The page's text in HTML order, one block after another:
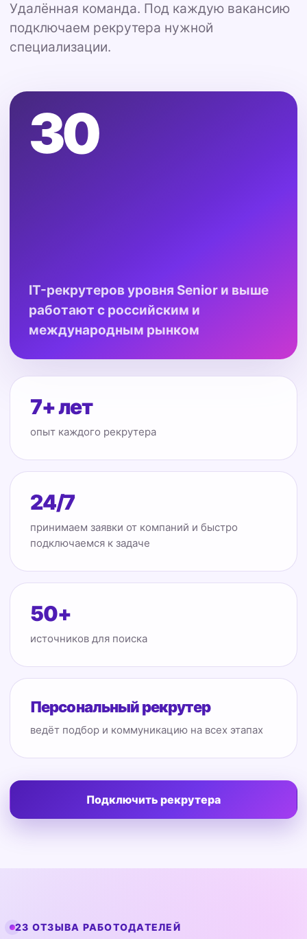
Удалённая команда. Под каждую вакансию
подключаем рекрутера нужной
специализации.
30
IT-рекрутеров уровня Senior и выше
работают с российским и
международным рынком
7+ лет
опыт каждого рекрутера
24/7
принимаем заявки от компаний и быстро
подключаемся к задаче
50+
источников для поиска
Персональный рекрутер
ведёт подбор и коммуникацию на всех этапах
Подключить рекрутера
23 ОТЗЫВА РАБОТОДАТЕЛЕЙ